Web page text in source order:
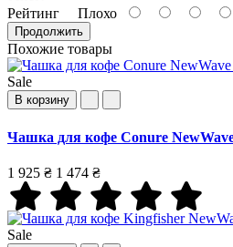
Рейтинг Плохо
Продолжить
Похожие товары
Sale
В корзину
Чашка для кофе Conure
1 925 ₴ 1 474 ₴
Sale